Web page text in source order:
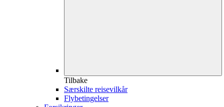
Tilbake
Særskilte reisevilkår
Flybetingelser